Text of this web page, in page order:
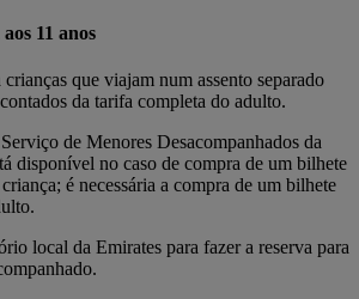
11 anos
que viajam num assento separado
da tarifa completa do adulto.
de Menores Desacompanhados da
disponível no caso de compra de um bilhete
é necessária a compra de um bilhete
local da Emirates para fazer a reserva para